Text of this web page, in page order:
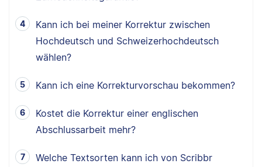
Kann ich bei meiner Korrektur zwischen
Hochdeutsch und Schweizerhochdeutsch
wählen?
Kann ich eine Korrekturvorschau bekommen?
Kostet die Korrektur einer englischen
Abschlussarbeit mehr?
Welche Textsorten kann ich von Scribbr